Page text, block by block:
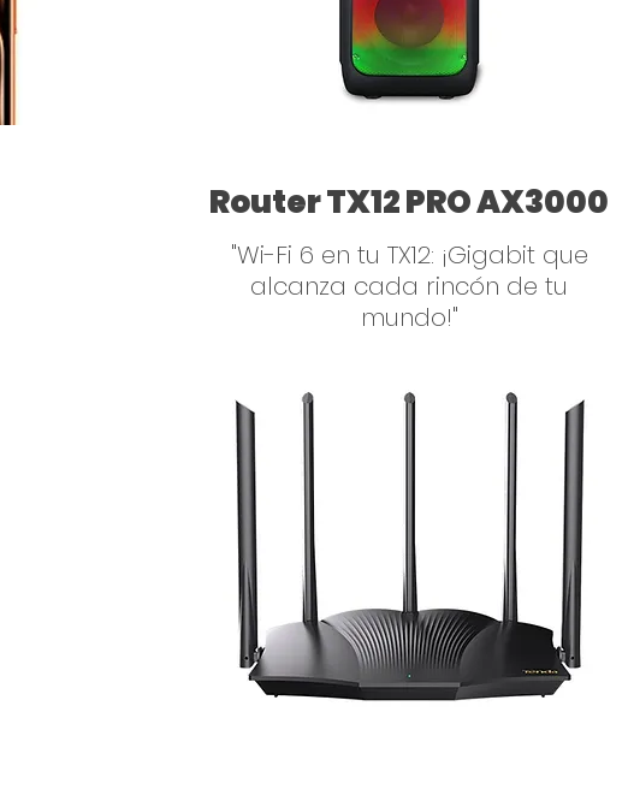
Router TX12 PRO AX3000
"Wi-Fi 6 en tu TX12: ¡Gigabit que
alcanza cada rincón de tu
mundo!"